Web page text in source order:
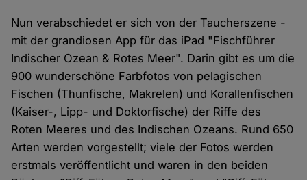
Nun verabschiedet er sich von der Taucherszene -
mit der grandiosen App für das iPad "Fischführer
Indischer Ozean & Rotes Meer". Darin gibt es um die
900 wunderschöne Farbfotos von pelagischen
Fischen (Thunfische, Makrelen) und Korallenfischen
(Kaiser-, Lipp- und Doktorfische) der Riffe des
Roten Meeres und des Indischen Ozeans. Rund 650
Arten werden vorgestellt; viele der Fotos werden
erstmals veröffentlicht und waren in den beiden